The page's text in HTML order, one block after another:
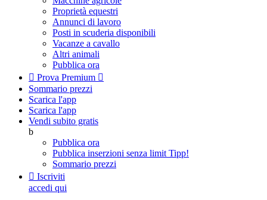
Proprietà equestri
Annunci di lavoro
Posti in scuderia disponibili
Vacanze a cavallo
Altri animali
Pubblica ora
 Prova Premium 
Sommario prezzi
Scarica l'app
Scarica l'app
Vendi subito gratis
b
Pubblica ora
Pubblica inserzioni senza limit Tipp!
Sommario prezzi
 Iscriviti
accedi qui